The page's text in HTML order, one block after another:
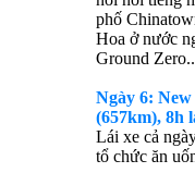
phố
Hoa ở nước
Ground
Ngày 6:
(657km), 8h
Lái xe cả
tổ chức ăn